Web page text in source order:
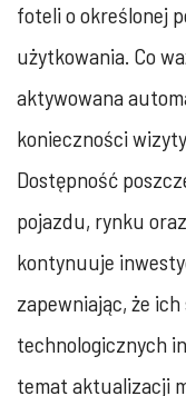
foteli o określonej
użytkowania. Co
aktywowana
konieczności
Dostępność
pojazdu, rynku
kontynuuje
zapewniając, że
technologicznych
temat aktualizacji